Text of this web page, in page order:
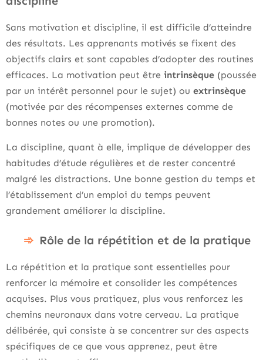
Sans motivation et discipline, il est difficile d’atteindre
des résultats. Les apprenants motivés se fixent des
objectifs clairs et sont capables d’adopter des routines
efficaces. La motivation peut être intrinsèque (poussée
par un intérêt personnel pour le sujet) ou extrinsèque
(motivée par des récompenses externes comme de
bonnes notes ou une promotion).
La discipline, quant à elle, implique de développer des
habitudes d’étude régulières et de rester concentré
malgré les distractions. Une bonne gestion du temps et
l’établissement d’un emploi du temps peuvent
grandement améliorer la discipline.
Rôle de la répétition et de la pratique
La répétition et la pratique sont essentielles pour
renforcer la mémoire et consolider les compétences
acquises. Plus vous pratiquez, plus vous renforcez les
chemins neuronaux dans votre cerveau. La pratique
délibérée, qui consiste à se concentrer sur des aspects
spécifiques de ce que vous apprenez, peut être